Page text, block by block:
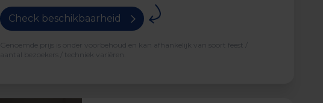
Check beschikbaarheid
Genoemde prijs is onder voorbehoud en kan afhankelijk van soort feest /
aantal bezoekers / techniek variëren.